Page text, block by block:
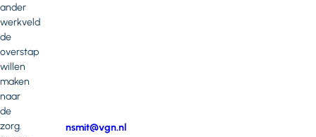
ander
werkveld
de
overstap
willen
maken
naar
de
zorg.
Neem
op
nsmit@vgn.nl